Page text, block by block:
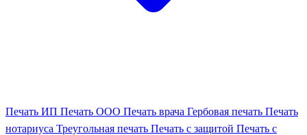
Печать ИП Печать ООО Печать врача Гербовая печать Печать
нотариуса Треугольная печать Печать с защитой Печать с